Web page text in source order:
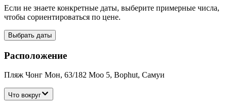
Если не знаете конкретные даты, выберите примерные числа,
чтобы сориентироваться по цене.
Выбрать даты
Расположение
Пляж Чонг Мон, 63/182 Moo 5, Bophut, Самуи
Что вокруг